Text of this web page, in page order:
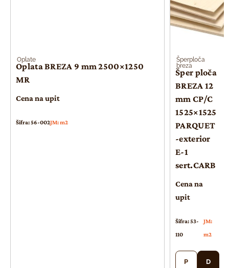
Oplate
Oplata BREZA 9 mm 2500×1250
MR
Cena na upit
Šifra: 56-002JM: m2
Šperploča
breza
Šper ploča
BREZA 12
mm CP/C
1525×1525
PARQUET
-exterior
E-1
sert.CARB
Cena na
upit
Šifra: 53-
110
JM:
m2
P
D